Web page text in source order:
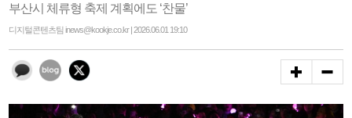
부산시 체류형 축제 계획에도 ‘찬물’
디지털콘텐츠팀 inews@kookje.co.kr | 2026.06.01 19:10